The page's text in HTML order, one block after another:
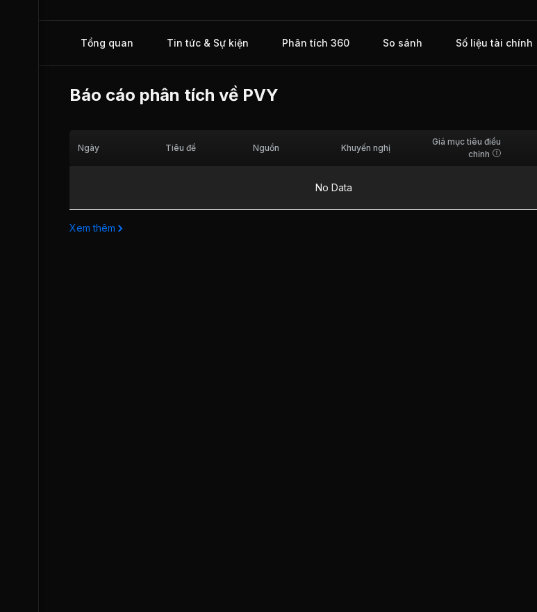
Tổng quan Tin tức & Sự kiện Phân tích 360 So sánh Số liệu tài chính
Báo cáo phân tích về PVY
Ngày Tiêu đề Nguồn Khuyến nghị
Giá mục tiêu điều
chỉnh
No Data
Xem thêm